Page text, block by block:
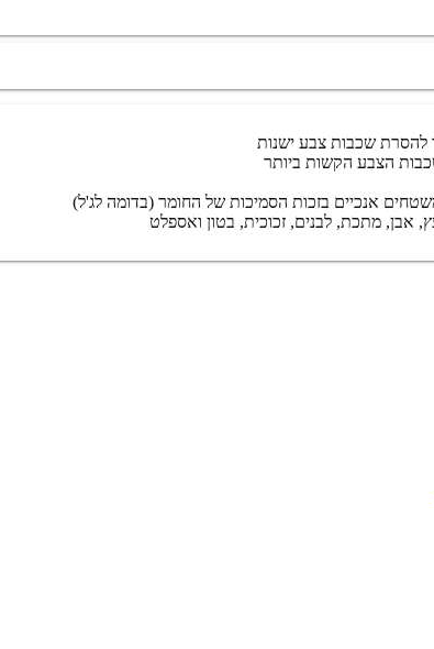
להסרת שכבות צבע ישנות
הצבע הקשות ביותר
אנכיים בזכות הסמיכות של החומר (בדומה לג'ל)
אבן, מתכת, לבנים, זכוכית, בטון ואספלט